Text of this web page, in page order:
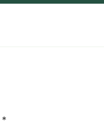
*